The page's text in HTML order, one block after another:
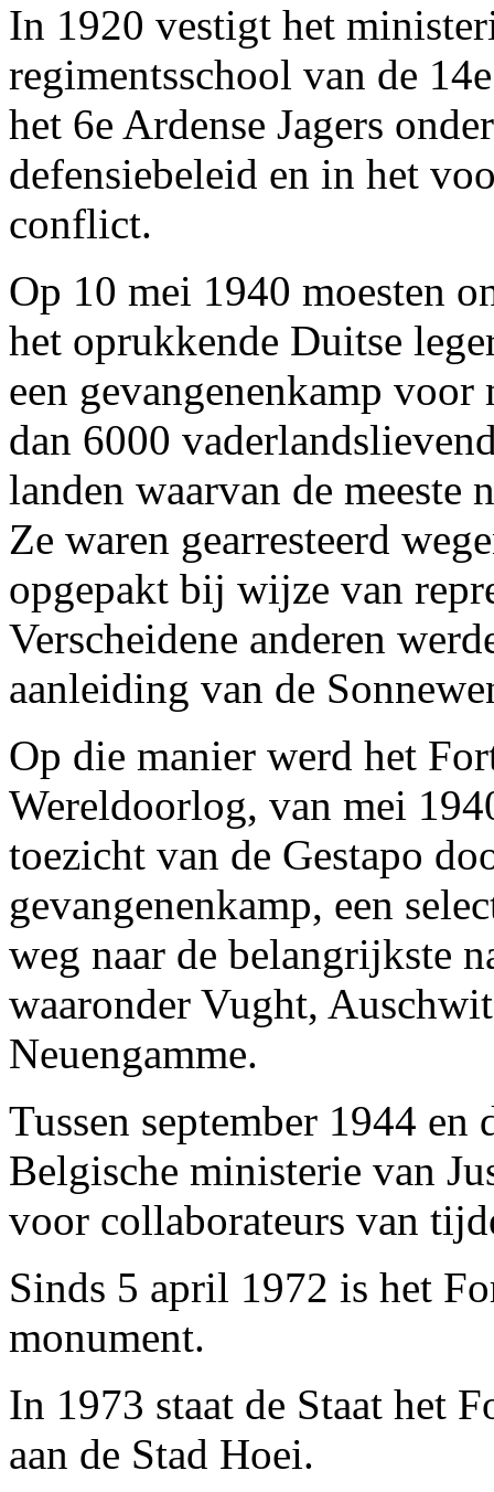
In 1920 vestigt het
regimentsschool van de
het 6e Ardense Jagers
defensiebeleid en in het
conflict.
Op 10 mei 1940 moesten
het oprukkende Duitse
een gevangenenkamp voor
dan 6000
landen waarvan de
Ze waren gearresteerd
opgepakt bij wijze van
Verscheidene anderen
aanleiding van de
Op die manier werd het
Wereldoorlog, van mei
toezicht van de Gestapo
gevangenenkamp, een
weg naar de belangrijkste
waaronder Vught,
Neuengamme.
Tussen september 1944 en
Belgische ministerie van
voor collaborateurs van
Sinds 5 april 1972 is het
monument.
In 1973 staat de Staat het
aan de Stad Hoei.